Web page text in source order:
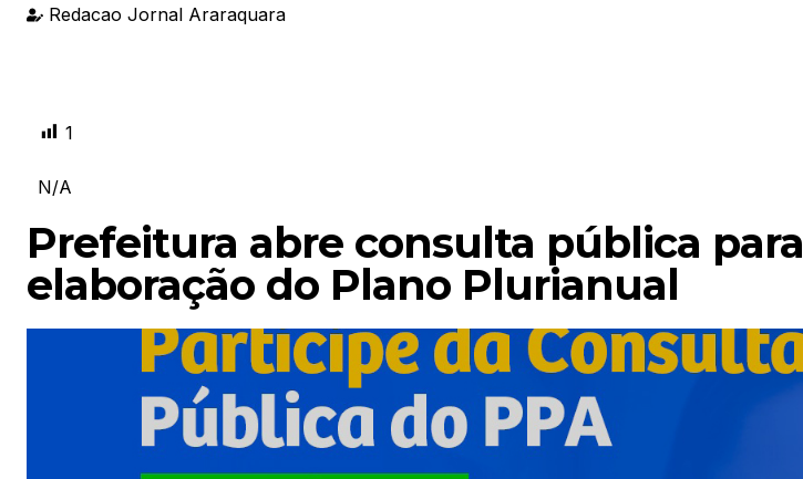
Redacao Jornal Araraquara
1
N/A
Prefeitura abre consulta pública para
elaboração do Plano Plurianual